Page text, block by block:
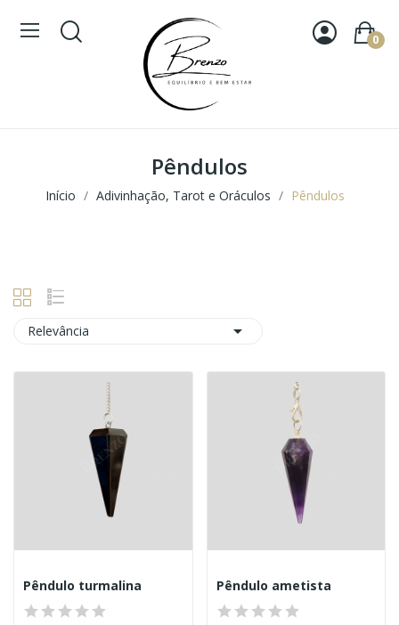
0
Pêndulos
Início Adivinhação, Tarot e Oráculos Pêndulos
Relevância 
Pêndulo turmalina Pêndulo ametista